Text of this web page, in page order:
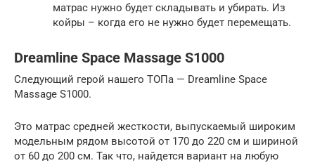
матрас нужно будет складывать и убирать. Из
койры – когда его не нужно будет перемещать.
Dreamline Space Massage S1000
Следующий герой нашего ТОПа — Dreamline Space
Massage S1000.
Это матрас средней жесткости, выпускаемый широким
модельным рядом высотой от 170 до 220 см и шириной
от 60 до 200 см. Так что, найдется вариант на любую